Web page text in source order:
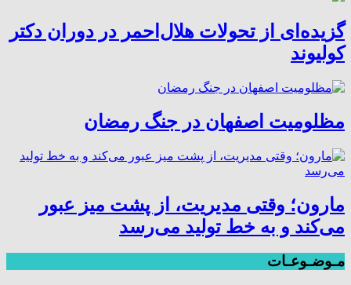
گزیده‌ای از تحولات هلال‌احمر در دوران دکتر
کولیوند
مظلومیت اصفهان در جنگ رمضان
مارون؛ وقتی مدیریت، از پشت میز عبور
می‌کند و به خط تولید می‌رسد
مـوضـوعـات